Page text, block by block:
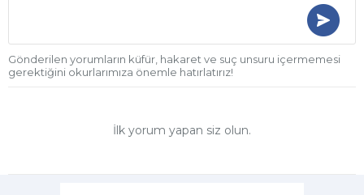
Gönderilen yorumların küfür, hakaret ve suç unsuru içermemesi
gerektiğini okurlarımıza önemle hatırlatırız!
İlk yorum yapan siz olun.